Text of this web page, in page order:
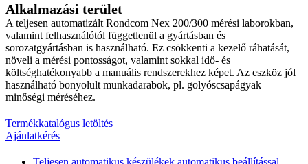
Alkalmazási terület
A teljesen automatizált Rondcom Nex 200/300 mérési laborokban,
valamint felhasználótól függetlenül a gyártásban és
sorozatgyártásban is használható. Ez csökkenti a kezelő ráhatását,
növeli a mérési pontosságot, valamint sokkal idő- és
költséghatékonyabb a manuális rendszerekhez képet. Az eszköz jól
használható bonyolult munkadarabok, pl. golyóscsapágyak
minőségi méréséhez.
Termékkatalógus letöltés
Ajánlatkérés
Teljesen automatikus készülékek automatikus beállítással